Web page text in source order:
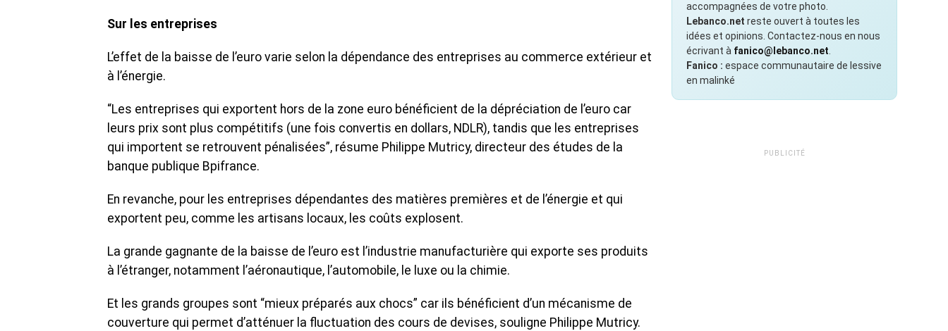
Sur les entreprises
L’effet de la baisse de l’euro varie selon la dépendance des entreprises au commerce extérieur et
à l’énergie.
“Les entreprises qui exportent hors de la zone euro bénéficient de la dépréciation de l’euro car
leurs prix sont plus compétitifs (une fois convertis en dollars, NDLR), tandis que les entreprises
qui importent se retrouvent pénalisées”, résume Philippe Mutricy, directeur des études de la
banque publique Bpifrance.
En revanche, pour les entreprises dépendantes des matières premières et de l’énergie et qui
exportent peu, comme les artisans locaux, les coûts explosent.
La grande gagnante de la baisse de l’euro est l’industrie manufacturière qui exporte ses produits
à l’étranger, notamment l’aéronautique, l’automobile, le luxe ou la chimie.
Et les grands groupes sont “mieux préparés aux chocs” car ils bénéficient d’un mécanisme de
couverture qui permet d’atténuer la fluctuation des cours de devises, souligne Philippe Mutricy.
accompagnées de votre photo.
Lebanco.net reste ouvert à toutes les
idées et opinions. Contactez-nous en nous
écrivant à fanico@lebanco.net
Fanico : espace communautaire de lessive
en malinké
PUBLICITÉ